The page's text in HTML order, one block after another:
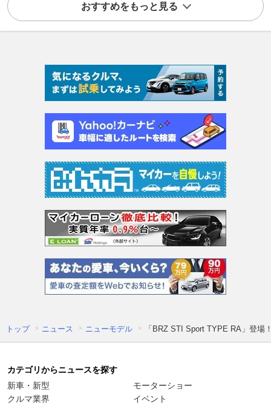
おすすめをもっと見る
トップ ニュース ニューモデル 「BRZ STI Sport TYPE RA」登
カテゴリからニュースを探す
新車・新型
クルマ業界
モーターショー
イベント